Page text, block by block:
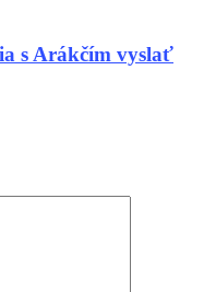
s Arákčím vyslať